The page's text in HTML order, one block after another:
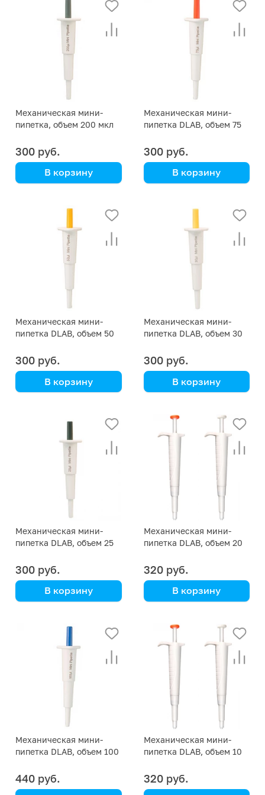
Механическая мини-
пипетка, объем 200 мкл
300 руб.
В корзину
Механическая мини-
пипетка DLAB, объем 75
300 руб.
В корзину
Механическая мини-
пипетка DLAB, объем 50
300 руб.
В корзину
Механическая мини-
пипетка DLAB, объем 30
300 руб.
В корзину
Механическая мини-
пипетка DLAB, объем 25
300 руб.
В корзину
Механическая мини-
пипетка DLAB, объем 20
320 руб.
В корзину
Механическая мини-
пипетка DLAB, объем 100
440 руб.
Механическая мини-
пипетка DLAB, объем 10
320 руб.